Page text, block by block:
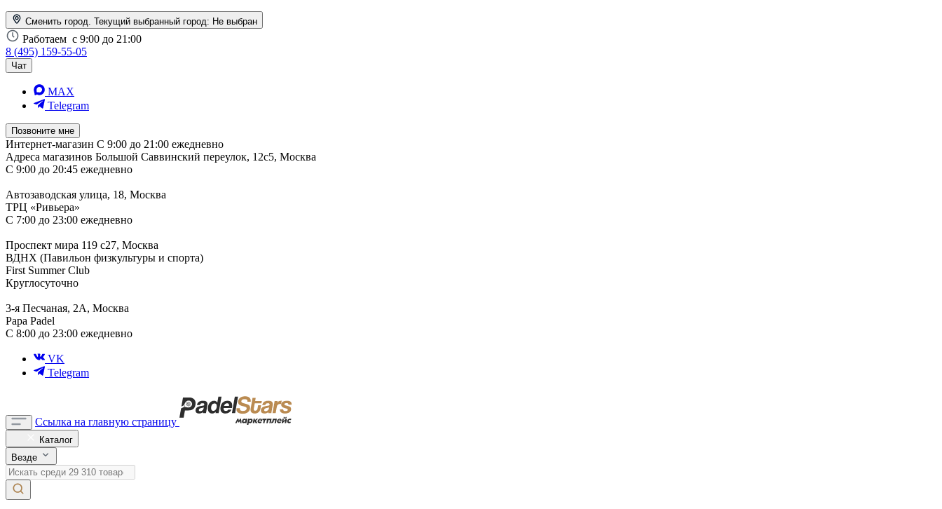
Сменить город. Текущий выбранный город: Не выбран
Работаем с 9:00 до 21:00
8 (495) 159-55-05
Чат
MAX
Telegram
Позвоните мне
Интернет-магазин С 9:00 до 21:00 ежедневно
Адреса магазинов Большой Саввинский переулок, 12с5, Москва
С 9:00 до 20:45 ежедневно
Автозаводская улица, 18, Москва
ТРЦ «Ривьера»
С 7:00 до 23:00 ежедневно
Проспект мира 119 с27, Москва
ВДНХ (Павильон физкультуры и спорта)
First Summer Club
Круглосуточно
3-я Песчаная, 2А, Москва
Papa Padel
С 8:00 до 23:00 ежедневно
VK
Telegram
Ссылка на главную страницу
Каталог
Везде